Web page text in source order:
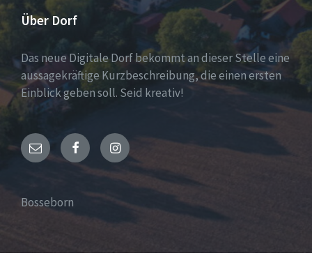
Über Dorf
Das neue Digitale Dorf bekommt an dieser Stelle eine
aussagekräftige Kurzbeschreibung, die einen ersten
Einblick geben soll. Seid kreativ!
Email FacebookInstagram
Bosseborn